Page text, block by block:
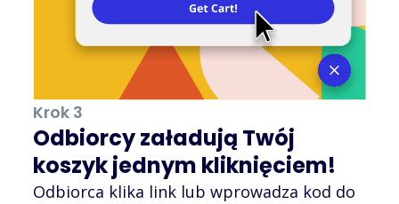
Krok 3
Odbiorcy załadują Twój
koszyk jednym kliknięciem!
Odbiorca klika link lub wprowadza kod do